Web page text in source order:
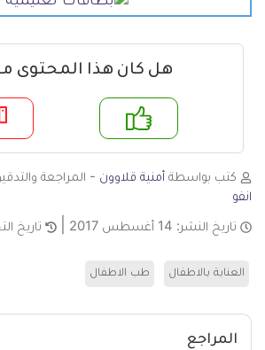
هل كان هذا المحتوى
لا
كتب بواسطة أمنية قلاوون - المراجعة
انفو
تاريخ النشر: 14 أغسطس 2017 تاريخ
العناية بالاطفال طب الاطفال
المراجع